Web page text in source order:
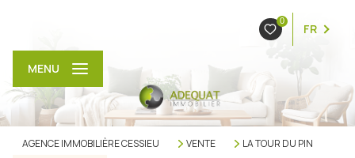
0
FR
MENU
AGENCE IMMOBILIÈRE CESSIEU VENTE
LA TOUR DU PIN